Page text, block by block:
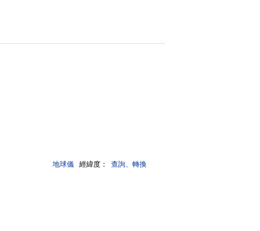
地球儀 經緯度： 查詢、轉換